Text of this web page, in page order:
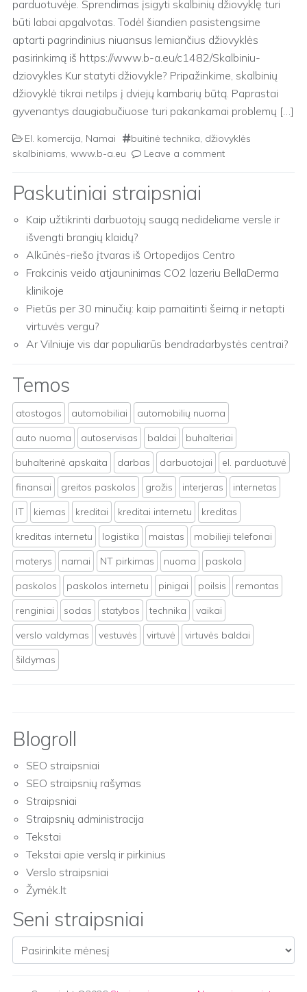
parduotuvėje. Sprendimas įsigyti skalbinių džiovyklę turi
būti labai apgalvotas. Todėl šiandien pasistengsime
aptarti pagrindinius niuansus lemiančius džiovyklės
pasirinkimą iš https://www.b-a.eu/c1482/Skalbiniu-
dziovykles Kur statyti džiovykle? Pripažinkime, skalbinių
džiovyklė tikrai netilps į dviejų kambarių būtą. Paprastai
gyvenantys daugiabučiuose turi pakankamai problemų […]
El. komercija, Namai buitinė technika, džiovyklės
skalbiniams, www.b-a.eu Leave a comment
Paskutiniai straipsniai
Kaip užtikrinti darbuotojų saugą nedideliame versle ir
išvengti brangių klaidų?
Alkūnės-riešo įtvaras iš Ortopedijos Centro
Frakcinis veido atjauninimas CO2 lazeriu BellaDerma
klinikoje
Pietūs per 30 minučių: kaip pamaitinti šeimą ir netapti
virtuvės vergu?
Ar Vilniuje vis dar populiarūs bendradarbystės centrai?
Temos
atostogos automobiliai
automobilių nuoma
auto nuoma
autoservisas baldai
buhalteriai
buhalterinė apskaita
darbas darbuotojai
el. parduotuvė
finansai
greitos paskolos grožis interjeras
internetas
IT
kiemas kreditai kreditai internetu
kreditas
kreditas internetu
logistika maistas
mobilieji telefonai
moterys
namai NT pirkimas nuoma
paskola
paskolos
paskolos internetu pinigai poilsis
remontas
renginiai
sodas statybos technika
vaikai
verslo valdymas
vestuvės virtuvė
virtuvės baldai
šildymas
Blogroll
SEO straipsniai
SEO straipsnių rašymas
Straipsniai
Straipsnių administracija
Tekstai
Tekstai apie verslą ir pirkinius
Verslo straipsniai
Žymėk.lt
Seni straipsniai
Seni straipsniai